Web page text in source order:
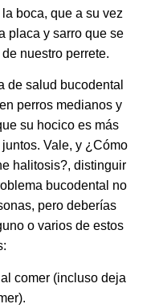
boca, que a su vez
placa y sarro que se
nuestro perrete.
de salud bucodental
perros medianos y
su hocico es más
Vale, y ¿Cómo
halitosis?, distinguir
bucodental no
pero deberías
o varios de estos
comer (incluso deja